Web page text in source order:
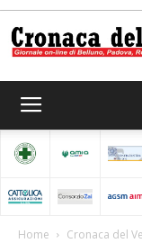
Home Cronaca del